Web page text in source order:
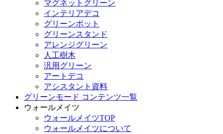
マグネットグリーン
インテリアデコ
グリーンポット
グリーンスタンド
アレンジグリーン
人工樹木
汎用グリーン
アートデコ
アシスタント資料
グリーンモード コンテンツ一覧
ウォールメイツ
ウォールメイツTOP
ウォールメイツについて